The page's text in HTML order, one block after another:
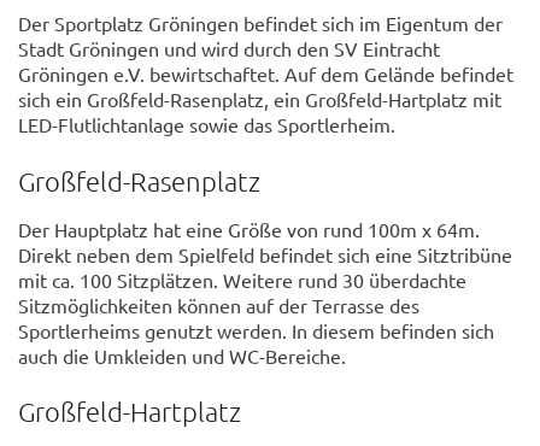
Der Sportplatz Gröningen befindet sich im Eigentum der
Stadt Gröningen und wird durch den SV Eintracht
Gröningen e.V. bewirtschaftet. Auf dem Gelände befindet
sich ein Großfeld-Rasenplatz, ein Großfeld-Hartplatz mit
LED-Flutlichtanlage sowie das Sportlerheim.
Großfeld-Rasenplatz
Der Hauptplatz hat eine Größe von rund 100m x 64m.
Direkt neben dem Spielfeld befindet sich eine Sitztribüne
mit ca. 100 Sitzplätzen. Weitere rund 30 überdachte
Sitzmöglichkeiten können auf der Terrasse des
Sportlerheims genutzt werden. In diesem befinden sich
auch die Umkleiden und WC-Bereiche.
Großfeld-Hartplatz